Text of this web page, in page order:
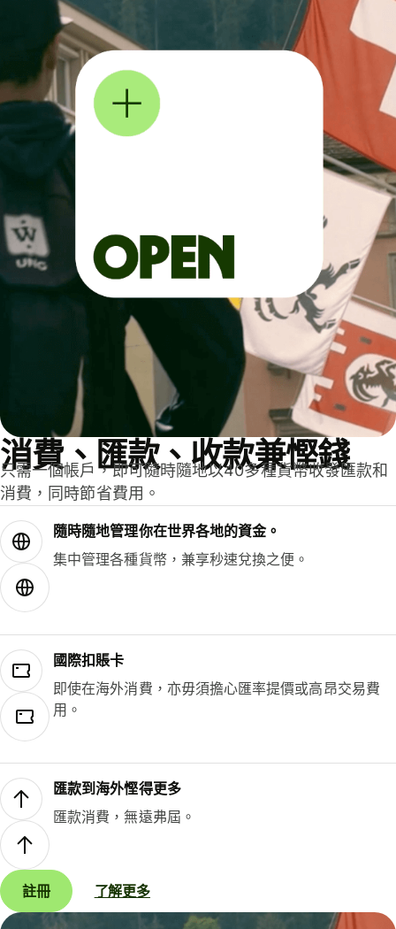
消費、匯款、收款兼慳錢
只需一個帳戶，即可隨時隨地以40多種貨幣收發匯款和
消費，同時節省費用。
隨時隨地管理你在世界各地的資金。
集中管理各種貨幣，兼享秒速兌換之便。
國際扣賬卡
即使在海外消費，亦毋須擔心匯率提價或高昂交易費
用。
匯款到海外慳得更多
匯款消費，無遠弗屆。
註冊 了解更多